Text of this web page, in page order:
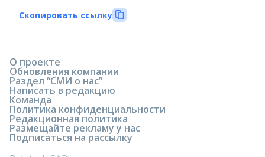
Скопировать ссылку
О проекте
Обновления компании
Раздел “СМИ о нас”
Написать в редакцию
Команда
Политика конфиденциальности
Редакционная политика
Размещайте рекламу у нас
Подписаться на рассылку